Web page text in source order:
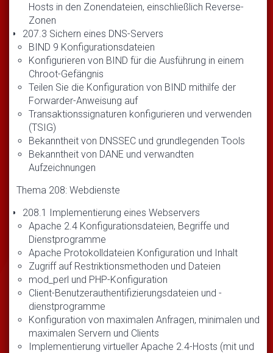
Hosts in den Zonendateien, einschließlich Reverse-
Zonen
207.3 Sichern eines DNS-Servers
BIND 9 Konfigurationsdateien
Konfigurieren von BIND für die Ausführung in einem
Chroot-Gefängnis
Teilen Sie die Konfiguration von BIND mithilfe der
Forwarder-Anweisung auf
Transaktionssignaturen konfigurieren und verwenden
(TSIG)
Bekanntheit von DNSSEC und grundlegenden Tools
Bekanntheit von DANE und verwandten
Aufzeichnungen
Thema 208: Webdienste
208.1 Implementierung eines Webservers
Apache 2.4 Konfigurationsdateien, Begriffe und
Dienstprogramme
Apache Protokolldateien Konfiguration und Inhalt
Zugriff auf Restriktionsmethoden und Dateien
mod_perl und PHP-Konfiguration
Client-Benutzerauthentifizierungsdateien und -
dienstprogramme
Konfiguration von maximalen Anfragen, minimalen und
maximalen Servern und Clients
Implementierung virtueller Apache 2.4-Hosts (mit und